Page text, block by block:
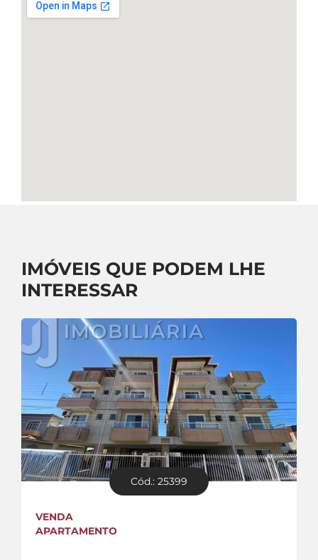
IMÓVEIS QUE PODEM LHE
INTERESSAR
Cód.: 25399
VENDA
APARTAMENTO